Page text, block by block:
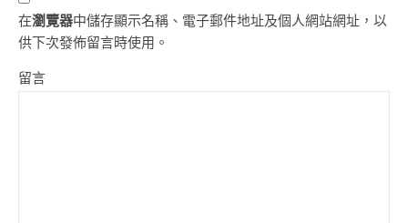
在瀏覽器中儲存顯示名稱、電子郵件地址及個人網站網址，以
供下次發佈留言時使用。
留言